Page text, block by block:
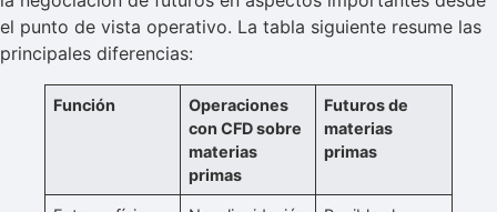
el punto de vista operativo. La tabla siguiente resume las
principales diferencias:
Función
Operaciones
con CFD sobre
materias
primas
Futuros de
materias
primas